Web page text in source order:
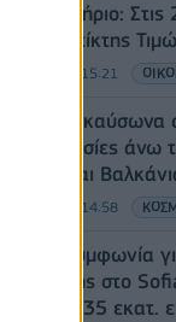
Χρηματιστήριο:
Γενικός Δείκτης
07/08/2026 - 15:21
Νέο κύμα καύσωνα
Θερμοκρασίες άνω
Ισπανία και
07/08/2026 - 14:58
Fourlis: Συμφωνία
συμμετοχής στο
έναντι 49,35 εκατ.